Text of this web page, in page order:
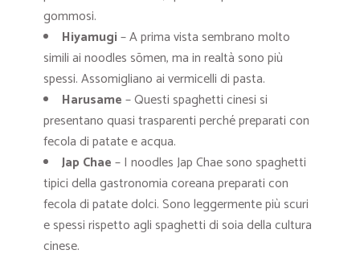
gommosi.
Hiyamugi– A prima vista sembrano molto
simili ai noodles sōmen, ma in realtà sono più
spessi. Assomigliano ai vermicelli di pasta.
Harusame– Questi spaghetti cinesi si
presentano quasi trasparenti perché preparati con
fecola di patate e acqua.
Jap Chae– I noodles Jap Chae sono spaghetti
tipici della gastronomia coreana preparati con
fecola di patate dolci. Sono leggermente più scuri
e spessi rispetto agli spaghetti di soia della cultura
cinese.